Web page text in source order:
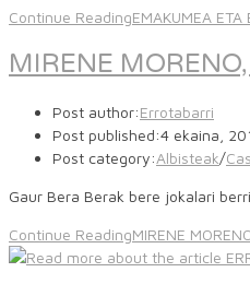
Continue ReadingEMAKUMEA ETA
MIRENE
Post author:Errotabarri
Post published:4 ekaina,
Post category:Albisteak/
Gaur Bera Berak bere jokalari
Continue ReadingMIRENE